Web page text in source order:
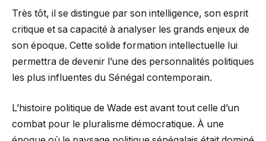
Très tôt, il se distingue par son intelligence, son esprit
critique et sa capacité à analyser les grands enjeux de
son époque. Cette solide formation intellectuelle lui
permettra de devenir l’une des personnalités politiques
les plus influentes du Sénégal contemporain.
L’histoire politique de Wade est avant tout celle d’un
combat pour le pluralisme démocratique. À une